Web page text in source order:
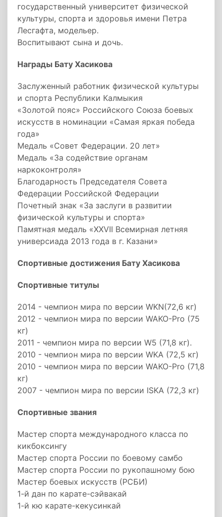
государственный университет физической
культуры, спорта и здоровья имени Петра
Лесгафта, модельер.
Воспитывают сына и дочь.
Награды Бату Хасикова
Заслуженный работник физической культуры
и спорта Республики Калмыкия
«Золотой пояс» Российского Союза боевых
искусств в номинации «Самая яркая победа
года»
Медаль «Совет Федерации. 20 лет»
Медаль «За содействие органам
наркоконтроля»
Благодарность Председателя Совета
Федерации Российской Федерации
Почетный знак «За заслуги в развитии
физической культуры и спорта»
Памятная медаль «XXVII Всемирная летняя
универсиада 2013 года в г. Казани»
Спортивные достижения Бату Хасикова
Спортивные титулы
2014 - чемпион мира по версии WKN(72,6 кг)
2012 - чемпион мира по версии WAKO-Pro (75
кг)
2011 - чемпион мира по версии W5 (71,8 кг).
2010 - чемпион мира по версии WKA (72,5 кг)
2010 - чемпион мира по версии WAKO-Pro (71,8
кг)
2007 - чемпион мира по версии ISKA (72,3 кг)
Спортивные звания
Мастер спорта международного класса по
кикбоксингу
Мастер спорта России по боевому самбо
Мастер спорта России по рукопашному бою
Мастер боевых искусств (РСБИ)
1-й дан по карате-сэйвакай
1-й кю карате-кекусинкай